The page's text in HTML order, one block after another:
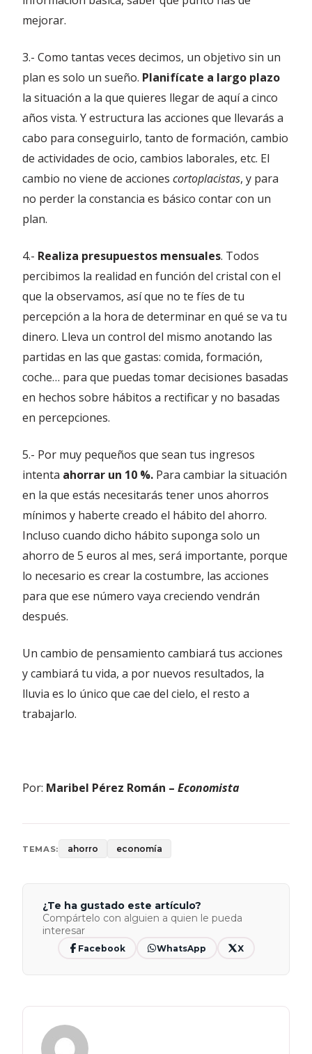
mejorar.
3.- Como tantas veces decimos, un objetivo sin un
plan es solo un sueño. Planifícate a largo plazo
la situación a la que quieres llegar de aquí a cinco
años vista. Y estructura las acciones que llevarás a
cabo para conseguirlo, tanto de formación, cambio
de actividades de ocio, cambios laborales, etc. El
cambio no viene de acciones cortoplacistas, y para
no perder la constancia es básico contar con un
plan.
4.- Realiza presupuestos mensuales. Todos
percibimos la realidad en función del cristal con el
que la observamos, así que no te fíes de tu
percepción a la hora de determinar en qué se va tu
dinero. Lleva un control del mismo anotando las
partidas en las que gastas: comida, formación,
coche… para que puedas tomar decisiones basadas
en hechos sobre hábitos a rectificar y no basadas
en percepciones.
5.- Por muy pequeños que sean tus ingresos
intenta ahorrar un 10 %. Para cambiar la situación
en la que estás necesitarás tener unos ahorros
mínimos y haberte creado el hábito del ahorro.
Incluso cuando dicho hábito suponga solo un
ahorro de 5 euros al mes, será importante, porque
lo necesario es crear la costumbre, las acciones
para que ese número vaya creciendo vendrán
después.
Un cambio de pensamiento cambiará tus acciones
y cambiará tu vida, a por nuevos resultados, la
lluvia es lo único que cae del cielo, el resto a
trabajarlo.
Por: Maribel Pérez Román – Economista
TEMAS: ahorro economía
¿Te ha gustado este artículo?
Compártelo con alguien a quien le pueda
interesar
Facebook WhatsApp X